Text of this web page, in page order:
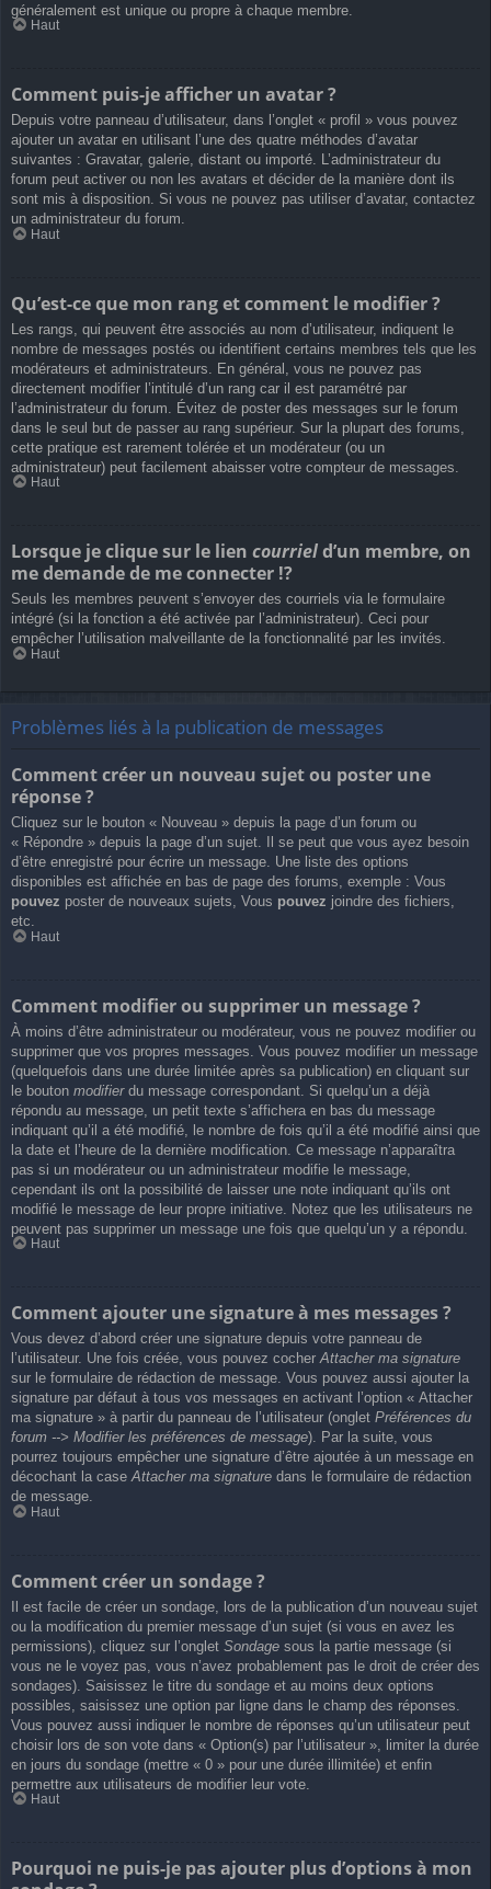
généralement est unique ou propre à chaque membre.
Haut
Comment puis-je afficher un avatar ?
Depuis votre panneau d’utilisateur, dans l’onglet « profil » vous pouvez
ajouter un avatar en utilisant l’une des quatre méthodes d’avatar
suivantes : Gravatar, galerie, distant ou importé. L’administrateur du
forum peut activer ou non les avatars et décider de la manière dont ils
sont mis à disposition. Si vous ne pouvez pas utiliser d’avatar, contactez
un administrateur du forum.
Haut
Qu’est-ce que mon rang et comment le modifier ?
Les rangs, qui peuvent être associés au nom d’utilisateur, indiquent le
nombre de messages postés ou identifient certains membres tels que les
modérateurs et administrateurs. En général, vous ne pouvez pas
directement modifier l’intitulé d’un rang car il est paramétré par
l’administrateur du forum. Évitez de poster des messages sur le forum
dans le seul but de passer au rang supérieur. Sur la plupart des forums,
cette pratique est rarement tolérée et un modérateur (ou un
administrateur) peut facilement abaisser votre compteur de messages.
Haut
Lorsque je clique sur le lien courrield’un membre, on
me demande de me connecter !?
Seuls les membres peuvent s’envoyer des courriels via le formulaire
intégré (si la fonction a été activée par l’administrateur). Ceci pour
empêcher l’utilisation malveillante de la fonctionnalité par les invités.
Haut
Problèmes liés à la publication de messages
Comment créer un nouveau sujet ou poster une
réponse ?
Cliquez sur le bouton « Nouveau » depuis la page d’un forum ou
« Répondre » depuis la page d’un sujet. Il se peut que vous ayez besoin
d’être enregistré pour écrire un message. Une liste des options
disponibles est affichée en bas de page des forums, exemple : Vous
pouvez poster de nouveaux sujets, Vous pouvez joindre des fichiers,
etc.
Haut
Comment modifier ou supprimer un message ?
À moins d’être administrateur ou modérateur, vous ne pouvez modifier ou
supprimer que vos propres messages. Vous pouvez modifier un message
(quelquefois dans une durée limitée après sa publication) en cliquant sur
le bouton modifierdu message correspondant. Si quelqu’un a déjà
répondu au message, un petit texte s’affichera en bas du message
indiquant qu’il a été modifié, le nombre de fois qu’il a été modifié ainsi que
la date et l’heure de la dernière modification. Ce message n’apparaîtra
pas si un modérateur ou un administrateur modifie le message,
cependant ils ont la possibilité de laisser une note indiquant qu’ils ont
modifié le message de leur propre initiative. Notez que les utilisateurs ne
peuvent pas supprimer un message une fois que quelqu’un y a répondu.
Haut
Comment ajouter une signature à mes messages ?
Vous devez d’abord créer une signature depuis votre panneau de
l’utilisateur. Une fois créée, vous pouvez cocherAttacher ma signature
sur le formulaire de rédaction de message. Vous pouvez aussi ajouter la
signature par défaut à tous vos messages en activant l’option « Attacher
ma signature » à partir du panneau de l’utilisateur (onglet Préférences du
forum --> Modifier les préférences de message). Par la suite, vous
pourrez toujours empêcher une signature d’être ajoutée à un message en
décochant la caseAttacher ma signature dans le formulaire de rédaction
de message.
Haut
Comment créer un sondage ?
Il est facile de créer un sondage, lors de la publication d’un nouveau sujet
ou la modification du premier message d’un sujet (si vous en avez les
permissions), cliquez sur l’onglet Sondage sous la partie message (si
vous ne le voyez pas, vous n’avez probablement pas le droit de créer des
sondages). Saisissez le titre du sondage et au moins deux options
possibles, saisissez une option par ligne dans le champ des réponses.
Vous pouvez aussi indiquer le nombre de réponses qu’un utilisateur peut
choisir lors de son vote dans « Option(s) par l’utilisateur », limiter la durée
en jours du sondage (mettre « 0 » pour une durée illimitée) et enfin
permettre aux utilisateurs de modifier leur vote.
Haut
Pourquoi ne puis-je pas ajouter plus d’options à mon